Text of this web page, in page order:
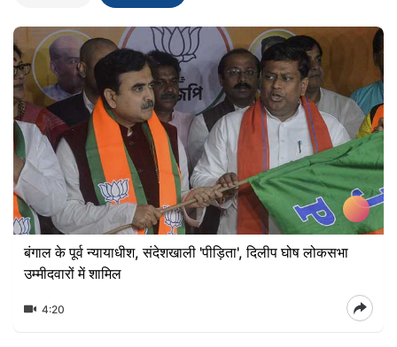
बंगाल के पूर्व न्यायाधीश, संदेशखाली 'पीड़िता', दिलीप घोष लोकसभा
उम्मीदवारों में शामिल
4:20